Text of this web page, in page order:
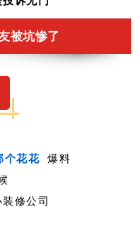
被坑惨了
个花花 爆料
修公司